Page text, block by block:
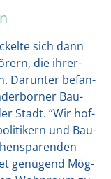
sich dann
die ihrer­
Dar­un­ter befan­
Bau­
Stadt. “Wir hof­
und Bau­
genü­gend Mög­